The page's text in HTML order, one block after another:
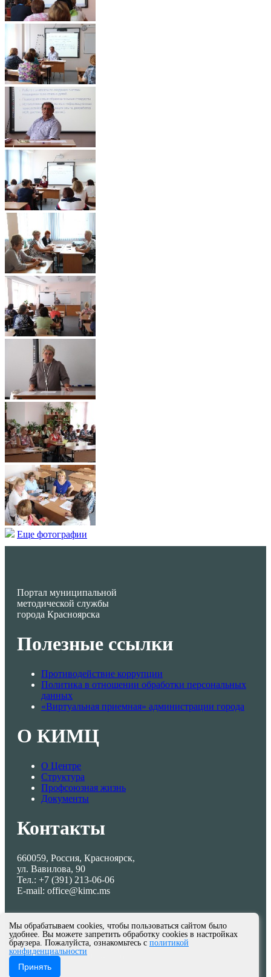
Еще фотографии
Портал муниципальной
методической службы
города Красноярска
Полезные ссылки
Противодействие коррупции
Политика в отношении обработки персональных
данных
«Виртуальная приемная» администрации города
О КИМЦ
О Центре
Структура
Профсоюзная жизнь
Документы
Контакты
660059, Россия, Красноярск,
ул. Вавилова, 90
Тел.: +7 (391) 213-06-06
E-mail: office@kimc.ms
© МКУ КИМЦ 2013-2026
Мы обрабатываем cookies, чтобы пользоваться сайтом было
удобнее. Вы можете запретить обработку cookies в настройках
браузера. Пожалуйста, ознакомьтесь с политикой
конфиденциальности
Принять